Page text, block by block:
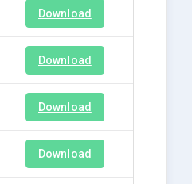
Download
Download
Download
Download